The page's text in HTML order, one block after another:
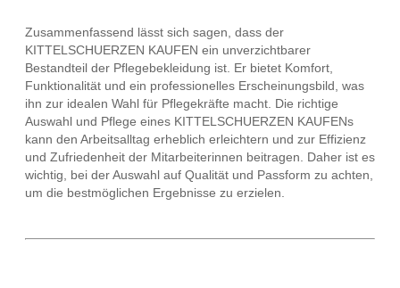
Zusammenfassend lässt sich sagen, dass der
KITTELSCHUERZEN KAUFEN ein unverzichtbarer
Bestandteil der Pflegebekleidung ist. Er bietet Komfort,
Funktionalität und ein professionelles Erscheinungsbild, was
ihn zur idealen Wahl für Pflegekräfte macht. Die richtige
Auswahl und Pflege eines KITTELSCHUERZEN KAUFENs
kann den Arbeitsalltag erheblich erleichtern und zur Effizienz
und Zufriedenheit der Mitarbeiterinnen beitragen. Daher ist es
wichtig, bei der Auswahl auf Qualität und Passform zu achten,
um die bestmöglichen Ergebnisse zu erzielen.